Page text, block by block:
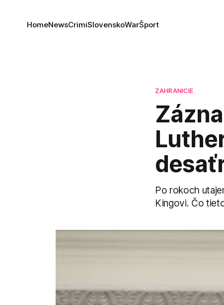
HomeNewsCrimiSlovenskoWarŠport
ZAHRANICIE
Po rokoch
Kingovi. Čo